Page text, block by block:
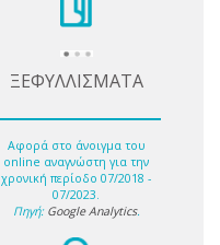
ΞΕΦΥΛΛΙΣΜΑΤΑ
Αφορά στο άνοιγμα του
online αναγνώστη για την
χρονική περίοδο 07/2018 -
07/2023.
Πηγή: Google Analytics.